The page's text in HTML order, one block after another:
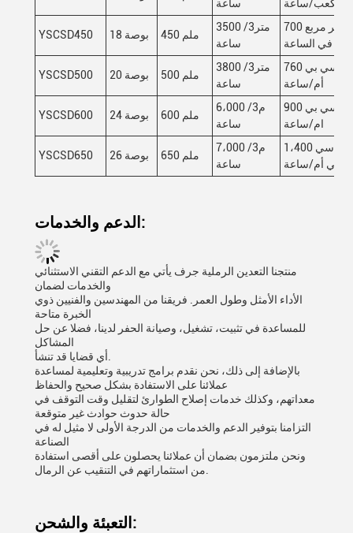
ساعة مكعب/ساعة
YSCSD450 18 بوصة 450 ملم
3500 متر3/
ساعة
700 متر مربع
في الساعة
YSCSD500 20 بوصة 500 ملم
3800 متر3/
ساعة
760 سي بي
أم/ساعة
YSCSD600 24 بوصة 600 ملم
6،000 م3/
ساعة
900 سي بي
ام/ساعة
YSCSD650 26 بوصة 650 ملم
7،000 م3/
ساعة
1،400 سي
بي أم/ساعة
الدعم والخدمات:
منتجنا التعدين الرملية جرف يأتي مع الدعم التقني الاستثنائي
والخدمات لضمان
الأداء الأمثل وطول العمر. فريقنا من المهندسين والفنيين ذوي
الخبرة متاحة
للمساعدة في تثبيت، تشغيل، وصيانة الحفر لدينا، فضلا عن حل
المشاكل
بالإضافة إلى ذلك، نحن نقدم برامج تدريبية وتعليمية لمساعدة
عملائنا على الاستفادة بشكل صحيح والحفاظ
معداتهم، وكذلك خدمات إصلاح الطوارئ لتقليل وقت التوقف في
حالة حدوث حوادث غير متوقعة
التزامنا بتوفير الدعم والخدمات من الدرجة الأولى لا مثيل له في
الصناعة
ونحن ملتزمون بضمان أن عملائنا يحصلون على أقصى استفادة
التعبئة والشحن: